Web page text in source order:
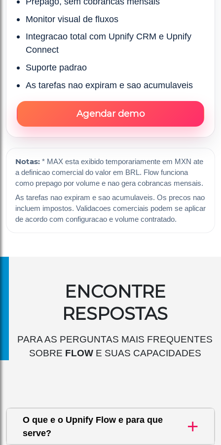
Monitor visual de fluxos
Integracao total com Upnify CRM e Upnify
Connect
Suporte padrao
As tarefas nao expiram e sao acumulaveis
Agendar demo
Notas:* MAX esta exibido temporariamente em MXN ate
a definicao comercial do valor em BRL. Flow funciona
como prepago por volume e nao gera cobrancas mensais.
As tarefas nao expiram e sao acumulaveis. Os precos nao
incluem impostos. Validacoes comerciais podem se aplicar
de acordo com configuracao e volume contratado.
ENCONTRE
RESPOSTAS
PARA AS PERGUNTAS MAIS FREQUENTES
SOBRE FLOWE SUAS CAPACIDADES
O que e o Upnify Flow e para que
serve?
+